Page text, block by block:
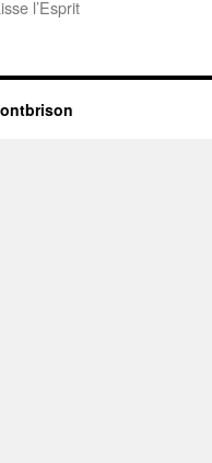
l’Esprit